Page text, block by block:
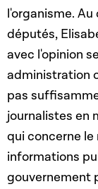
l'organisme.
députés,
avec l'opinion
administration
pas
journalistes en
qui concerne
informations
gouvernement